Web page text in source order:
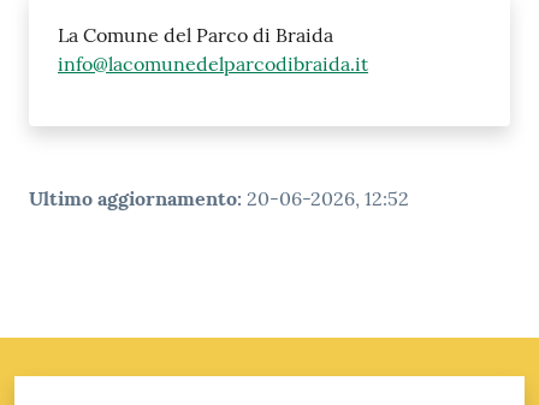
La Comune del Parco di Braida
info@lacomunedelparcodibraida.it
Ultimo aggiornamento: 20-06-2026, 12:52